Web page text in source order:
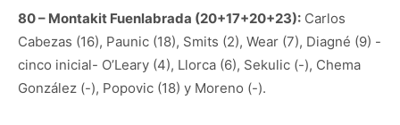
80 – Montakit Fuenlabrada (20+17+20+23): Carlos
Cabezas (16), Paunic (18), Smits (2), Wear (7), Diagné (9) -
cinco inicial- O’Leary (4), Llorca (6), Sekulic (-), Chema
González (-), Popovic (18) y Moreno (-).